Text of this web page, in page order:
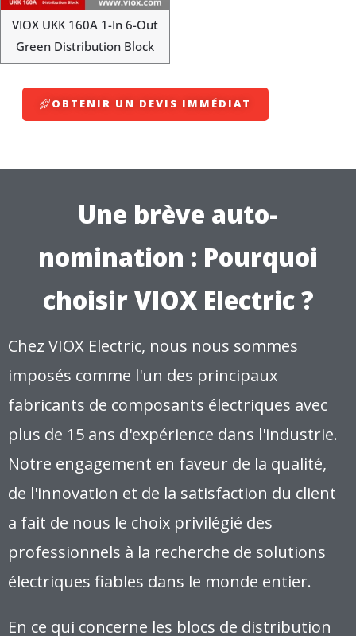
VIOX UKK 160A 1-In 6-Out
Green Distribution Block
OBTENIR UN DEVIS IMMÉDIAT
Une brève auto-
nomination : Pourquoi
choisir VIOX Electric ?
Chez VIOX Electric, nous nous sommes
imposés comme l'un des principaux
fabricants de composants électriques avec
plus de 15 ans d'expérience dans l'industrie.
Notre engagement en faveur de la qualité,
de l'innovation et de la satisfaction du client
a fait de nous le choix privilégié des
professionnels à la recherche de solutions
électriques fiables dans le monde entier.
En ce qui concerne les blocs de distribution